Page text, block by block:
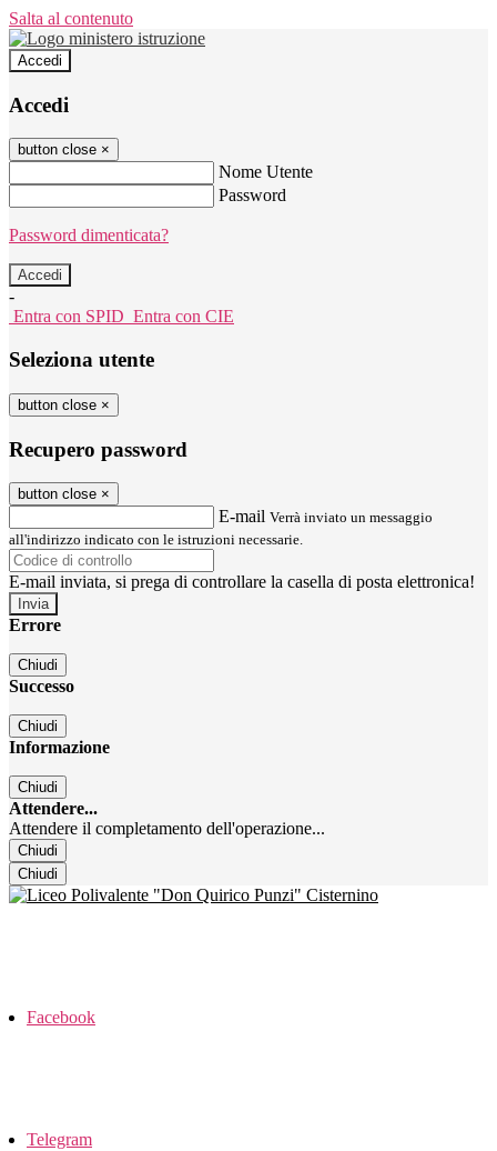
Salta al contenuto
Accedi
Accedi
button close ×
Nome Utente
Password
Password dimenticata?
-
Entra con SPID Entra con CIE
Seleziona utente
button close ×
Recupero password
button close ×
E-mail Verrà inviato un messaggio
all'indirizzo indicato con le istruzioni necessarie.
E-mail inviata, si prega di controllare la casella di posta elettronica!
Errore
Chiudi
Successo
Chiudi
Informazione
Chiudi
Attendere...
Attendere il completamento dell'operazione...
Chiudi
Chiudi
Facebook
Telegram